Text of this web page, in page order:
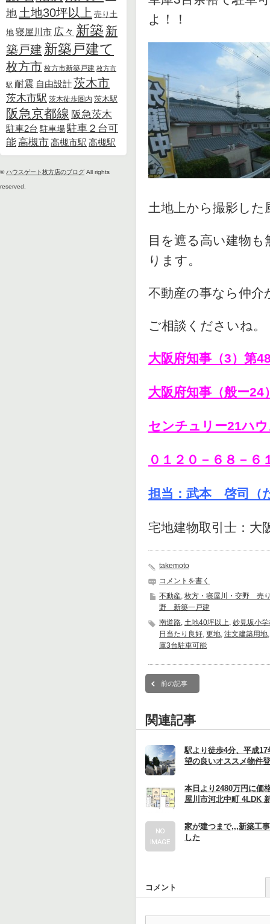
地 土地30坪以上 売り土
地 寝屋川市 広々 新築 新
築戸建 新築戸建て
枚方市 枚方市新築戸建 枚方市
駅 耐震 自由設計茨木市
茨木市駅 茨木徒歩圏内 茨木駅
阪急京都線 阪急茨木
駐車2台 駐車場駐車２台可
能高槻市高槻市駅 高槻駅
©ハウスゲート枚方店のブログ All rights
reserved.
よ！！
土地上から撮影した
目を遮る高い建物
ります。
不動産の事なら仲
ご相談くださいね。
大阪府知事（3）第
大阪府知事（般ー24
センチュリー21ハ
０１２０－６８－６
担当：武本 啓司（
宅地建物取引士：大
takemoto
コメントを書く
不動産, 枚方・寝屋川・交野 売
野 新築一戸建
南道路, 土地40坪以上, 妙見坂小
日当たり良好, 更地, 注文建築用地
庫3台駐車可能
前の記事
関連記事
駅より徒歩4分、平成17
望の良いオススメ物件
本日より2480万円に価
屋川市河北中町 4LDK
家が建つまで,,,新築工
した
コメント